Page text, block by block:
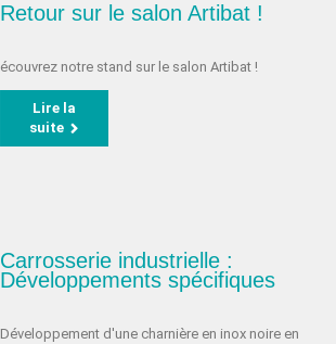
Retour sur le salon Artibat !
écouvrez notre stand sur le salon Artibat !
Lire la
suite
Carrosserie industrielle :
Développements spécifiques
Développement d'une charnière en inox noire en